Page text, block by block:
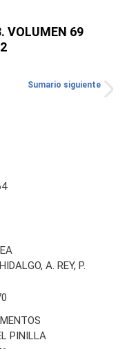
VOLUMEN 69
Sumario siguiente
A. REY, P.
PINILLA